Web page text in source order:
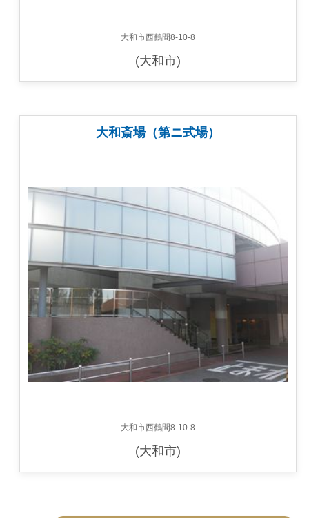
大和市西鶴間8-10-8
(大和市)
大和斎場（第ニ式場）
大和市西鶴間8-10-8
(大和市)